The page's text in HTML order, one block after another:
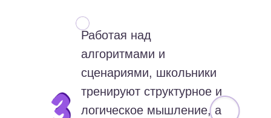
Работая над
алгоритмами и
сценариями, школьники
тренируют структурное и
логическое мышление, а